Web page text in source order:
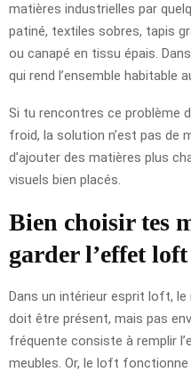
matières industrielles par
patiné, textiles sobres, tapis
ou canapé en tissu épais.
qui rend l’ensemble habitable
Si tu rencontres ce problème
froid, la solution n’est pas de
d’ajouter des matières plus
visuels bien placés.
Bien choisir tes
garder l’effet loft
Dans un intérieur esprit loft,
doit être présent, mais pas
fréquente consiste à remplir
meubles. Or, le loft